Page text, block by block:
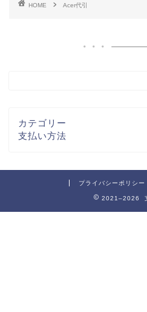
HOME Acer代引
カテゴリー
支払い方法
プライバシーポリシー
2021–2026